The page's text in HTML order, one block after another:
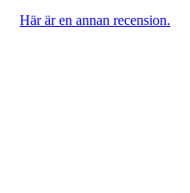
Här är en annan recension.